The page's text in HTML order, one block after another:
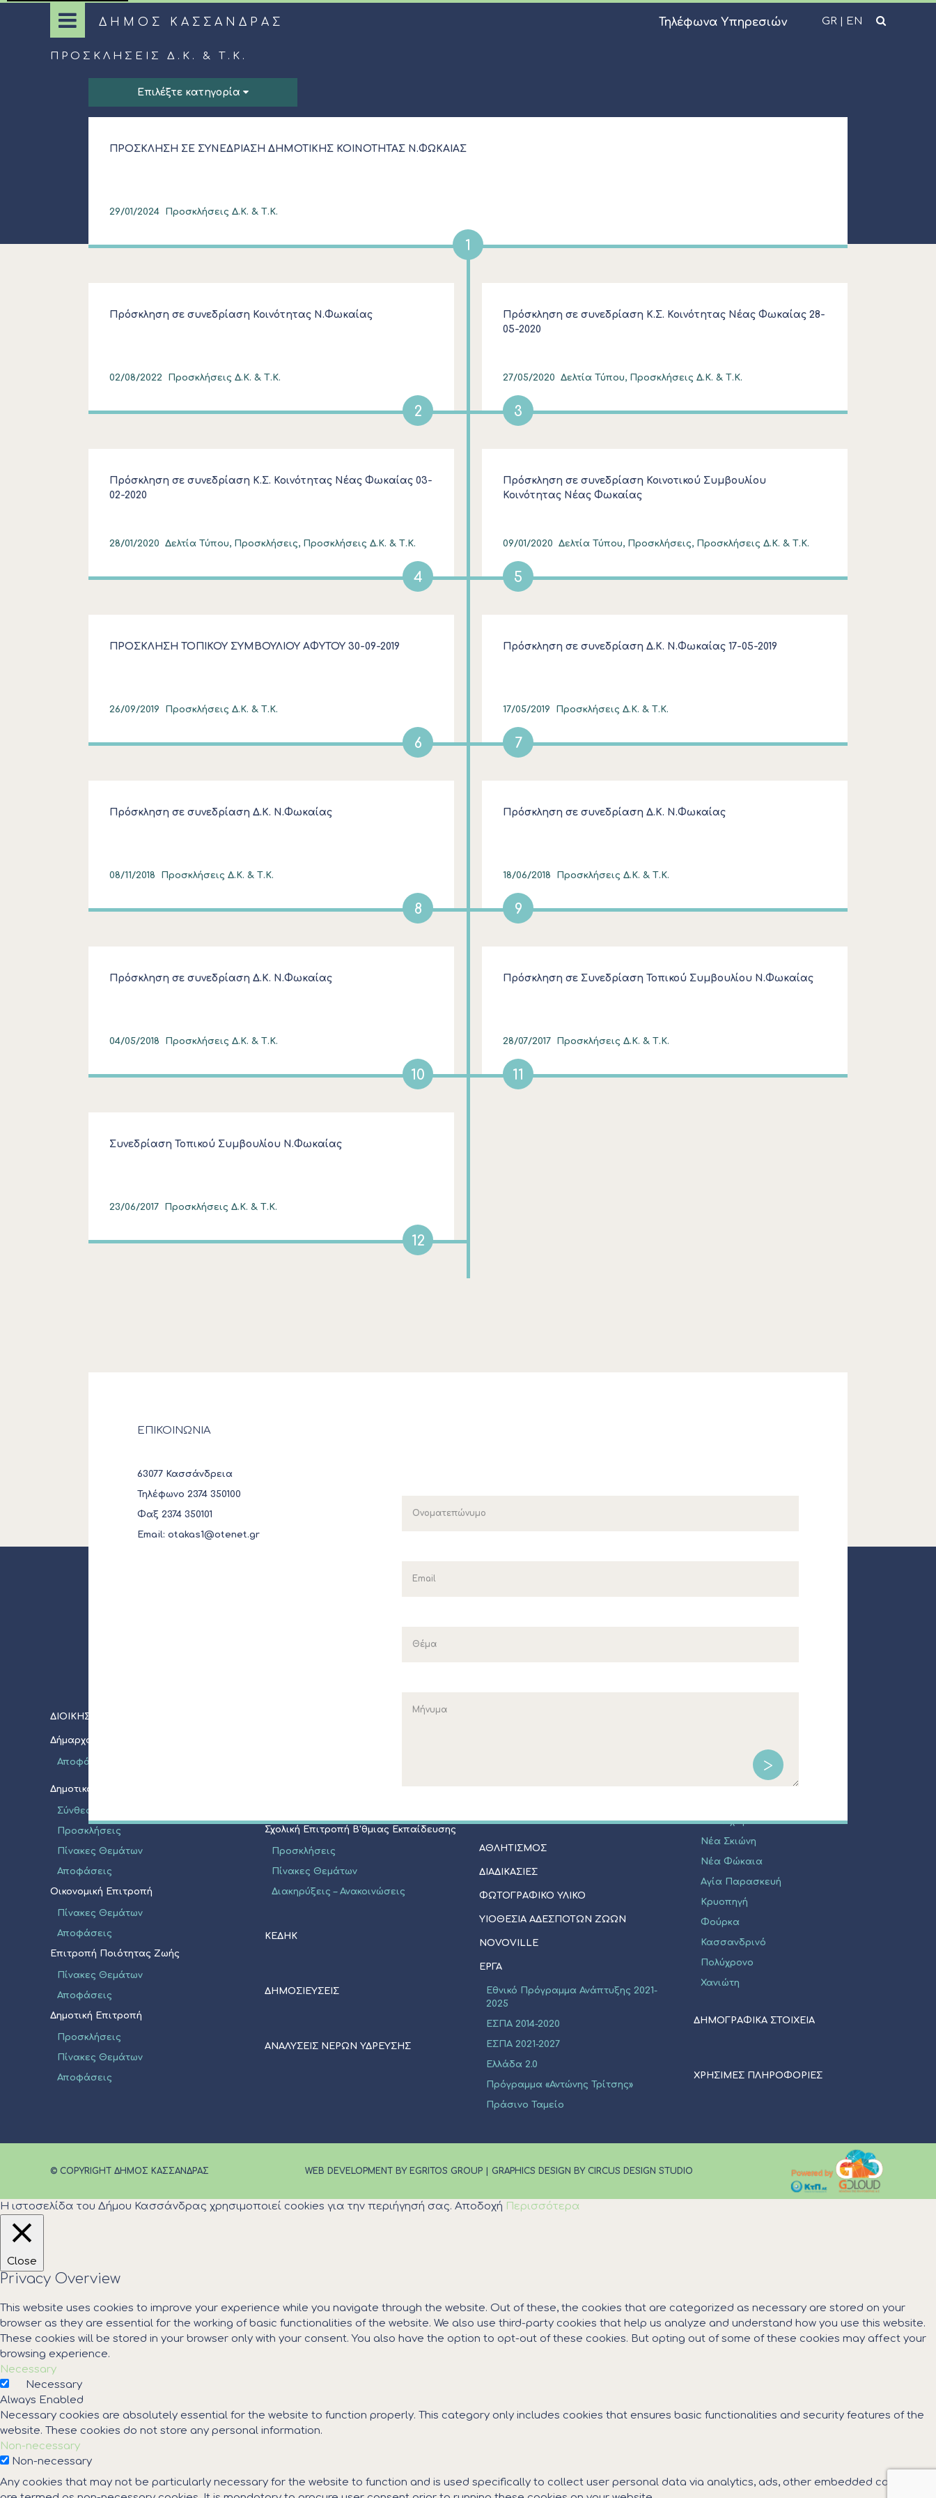
ΔΗΜΟΣ ΚΑΣΣΑΝΔΡΑΣ Τηλέφωνα Υπηρεσιών GR | EN
ΠΡΟΣΚΛΉΣΕΙΣ Δ.Κ. & Τ.Κ.
Επιλέξτε κατηγορία
ΠΡΟΣΚΛΗΣΗ ΣΕ ΣΥΝΕΔΡΙΑΣΗ ΔΗΜΟΤΙΚΗΣ ΚΟΙΝΟΤΗΤΑΣ Ν.ΦΩΚΑΙΑΣ
29/01/2024 Προσκλήσεις Δ.Κ. & Τ.Κ.
1
Πρόσκληση σε συνεδρίαση Κοινότητας Ν.Φωκαίας
02/08/2022 Προσκλήσεις Δ.Κ. & Τ.Κ.
2
Πρόσκληση σε συνεδρίαση Κ.Σ. Κοινότητας Νέας Φωκαίας 28-
05-2020
27/05/2020 Δελτία Τύπου, Προσκλήσεις Δ.Κ. & Τ.Κ.
3
Πρόσκληση σε συνεδρίαση Κ.Σ. Κοινότητας Νέας Φωκαίας 03-
02-2020
28/01/2020 Δελτία Τύπου, Προσκλήσεις, Προσκλήσεις Δ.Κ. & Τ.Κ.
4
Πρόσκληση σε συνεδρίαση Κοινοτικού Συμβουλίου
Κοινότητας Νέας Φωκαίας
09/01/2020 Δελτία Τύπου, Προσκλήσεις, Προσκλήσεις Δ.Κ. & Τ.Κ.
5
ΠΡΟΣΚΛΗΣΗ ΤΟΠΙΚΟΥ ΣΥΜΒΟΥΛΙΟΥ ΑΦΥΤΟΥ 30-09-2019
26/09/2019 Προσκλήσεις Δ.Κ. & Τ.Κ.
6
Πρόσκληση σε συνεδρίαση Δ.Κ. Ν.Φωκαίας 17-05-2019
17/05/2019 Προσκλήσεις Δ.Κ. & Τ.Κ.
7
Πρόσκληση σε συνεδρίαση Δ.Κ. Ν.Φωκαίας
08/11/2018 Προσκλήσεις Δ.Κ. & Τ.Κ.
8
Πρόσκληση σε συνεδρίαση Δ.Κ. Ν.Φωκαίας
18/06/2018 Προσκλήσεις Δ.Κ. & Τ.Κ.
9
Πρόσκληση σε συνεδρίαση Δ.Κ. Ν.Φωκαίας
04/05/2018 Προσκλήσεις Δ.Κ. & Τ.Κ.
10
Πρόσκληση σε Συνεδρίαση Τοπικού Συμβουλίου Ν.Φωκαίας
28/07/2017 Προσκλήσεις Δ.Κ. & Τ.Κ.
11
Συνεδρίαση Τοπικού Συμβουλίου Ν.Φωκαίας
23/06/2017 Προσκλήσεις Δ.Κ. & Τ.Κ.
12
ΕΠΙΚΟΙΝΩΝΙΑ
63077 Κασσάνδρεια
Τηλέφωνο 2374 350100
Φαξ 2374 350101
Email: otakas1@otenet.gr
ΔΙΟΙΚΗΣΗ
Δήμαρχος
Αποφάσεις
Δημοτικό Συμβούλιο
Σύνθεση
Προσκλήσεις
Πίνακες Θεμάτων
Αποφάσεις
Οικονομική Επιτροπή
Πίνακες Θεμάτων
Αποφάσεις
Επιτροπή Ποιότητας Ζωής
Πίνακες Θεμάτων
Αποφάσεις
Δημοτική Επιτροπή
Προσκλήσεις
Πίνακες Θεμάτων
Αποφάσεις
Σχολική Επιτροπή Β'θμιας Εκπαίδευσης
Προσκλήσεις
Πίνακες Θεμάτων
Διακηρύξεις – Ανακοινώσεις
ΚΕΔΗΚ
ΔΗΜΟΣΙΕΥΣΕΙΣ
ΑΝΑΛΥΣΕΙΣ ΝΕΡΩΝ ΥΔΡΕΥΣΗΣ
Events
ΑΘΛΗΤΙΣΜΟΣ
ΔΙΑΔΙΚΑΣΙΕΣ
ΦΩΤΟΓΡΑΦΙΚΟ ΥΛΙΚΟ
ΥΙΟΘΕΣΊΑ ΑΔΈΣΠΟΤΩΝ ΖΏΩΝ
NOVOVILLE
ΈΡΓΑ
Εθνικό Πρόγραμμα Ανάπτυξης 2021-
2025
ΕΣΠΑ 2014-2020
ΕΣΠΑ 2021-2027
Ελλάδα 2.0
Πρόγραμμα «Αντώνης Τρίτσης»
Πράσινο Ταμείο
Πευκοχώρι
Νέα Σκιώνη
Νέα Φώκαια
Αγία Παρασκευή
Κρυοπηγή
Φούρκα
Κασσανδρινό
Πολύχρονο
Χανιώτη
ΔΗΜΟΓΡΑΦΙΚΑ ΣΤΟΙΧΕΙΑ
ΧΡΗΣΙΜΕΣ ΠΛΗΡΟΦΟΡΙΕΣ
© COPYRIGHT ΔΗΜΟΣ ΚΑΣΣΑΝΔΡΑΣ WEB DEVELOPMENT BY EGRITOS GROUP GRAPHICS DESIGN BY CIRCUS DESIGN STUDIO
Η ιστοσελίδα του Δήμου Κασσάνδρας χρησιμοποιεί cookies για την περιήγησή σας. Αποδοχή Περισσότερα
Close
Privacy Overview
This website uses cookies to improve your experience while you navigate through the website. Out of these, the cookies that are categorized as necessary are stored on your
browser as they are essential for the working of basic functionalities of the website. We also use third-party cookies that help us analyze and understand how you use this website.
These cookies will be stored in your browser only with your consent. You also have the option to opt-out of these cookies. But opting out of some of these cookies may affect your
browsing experience.
Necessary
Necessary
Always Enabled
Necessary cookies are absolutely essential for the website to function properly. This category only includes cookies that ensures basic functionalities and security features of the
website. These cookies do not store any personal information.
Non-necessary
Non-necessary
Any cookies that may not be particularly necessary for the website to function and is used specifically to collect user personal data via analytics, ads, other embedded contents